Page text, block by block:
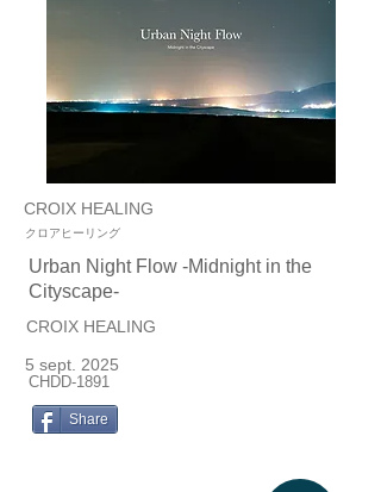
CROIX HEALING
クロアヒーリング
Urban Night Flow -Midnight in the
Cityscape-
CROIX HEALING
5 sept. 2025
CHDD-1891
Share